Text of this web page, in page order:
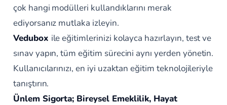
çok hangi modülleri kullandıklarını merak
ediyorsanız mutlaka izleyin.
Vedubox ile eğitimlerinizi kolayca hazırlayın, test ve
sınav yapın, tüm eğitim sürecini aynı yerden yönetin.
Kullanıcılarınızı, en iyi uzaktan eğitim teknolojileriyle
tanıştırın.
Ünlem Sigorta; Bireysel Emeklilik, Hayat